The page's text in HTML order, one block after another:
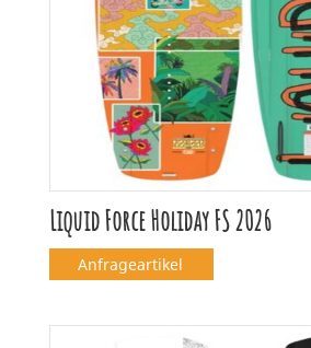
Liquid Force Holiday FS 2026
Anfrageartikel